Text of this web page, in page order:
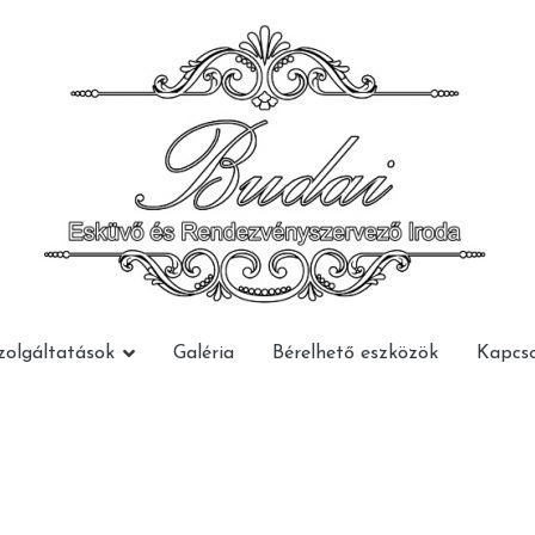
Galéria Bérelhető eszközök